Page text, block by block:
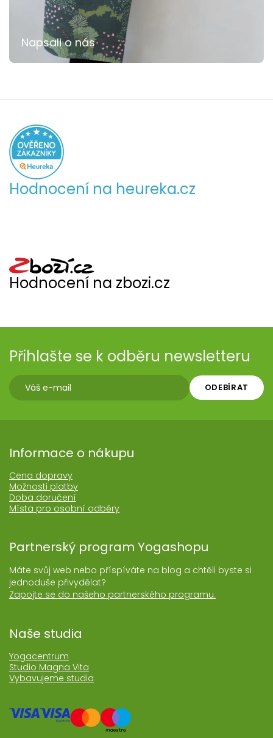
Napsali o nás
Hodnocení na heureka.cz
Hodnocení na zbozi.cz
Přihlašte se k odběru newsletteru
ODEBÍRAT
Informace o nákupu
Cena dopravy
Možnosti platby
Doba doručení
Místa pro osobní odběry
Partnerský program Yogashopu
Máte svůj web nebo příspíváte na blog a chtěli byste si
jednoduše přivydělat?
Zapojte se do našeho partnerského programu.
Naše studia
Yogacentrum
Studio Magna Vita
Vybavujeme studia